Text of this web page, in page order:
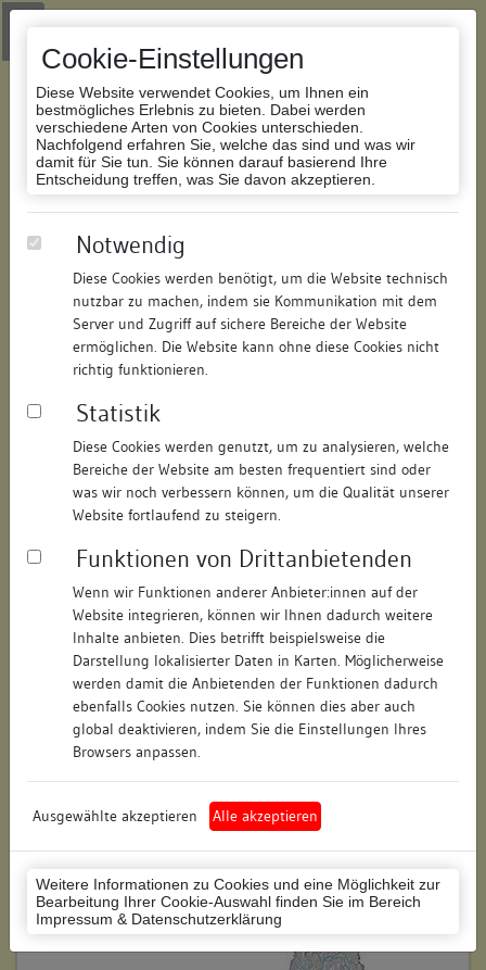
Cookie-Einstellungen
Diese Website verwendet Cookies, um Ihnen ein
bestmögliches Erlebnis zu bieten. Dabei werden
verschiedene Arten von Cookies unterschieden.
Nachfolgend erfahren Sie, welche das sind und was wir
damit für Sie tun. Sie können darauf basierend Ihre
Entscheidung treffen, was Sie davon akzeptieren.
Notwendig
Diese Cookies werden benötigt, um die Website technisch
nutzbar zu machen, indem sie Kommunikation mit dem
Server und Zugriff auf sichere Bereiche der Website
ermöglichen. Die Website kann ohne diese Cookies nicht
richtig funktionieren.
Statistik
Diese Cookies werden genutzt, um zu analysieren, welche
Bereiche der Website am besten frequentiert sind oder
was wir noch verbessern können, um die Qualität unserer
Website fortlaufend zu steigern.
Funktionen von Drittanbietenden
Wenn wir Funktionen anderer Anbieter:innen auf der
Website integrieren, können wir Ihnen dadurch weitere
Inhalte anbieten. Dies betrifft beispielsweise die
Darstellung lokalisierter Daten in Karten. Möglicherweise
werden damit die Anbietenden der Funktionen dadurch
ebenfalls Cookies nutzen. Sie können dies aber auch
global deaktivieren, indem Sie die Einstellungen Ihres
Browsers anpassen.
Ausgewählte akzeptieren Alle akzeptieren
Weitere Informationen zu Cookies und eine Möglichkeit zur
Bearbeitung Ihrer Cookie-Auswahl finden Sie im Bereich
Impressum & Datenschutzerklärung
Zur Navigation springen
Zum Inhalt der Website springen
Datenbank Bauforschung/Restaurierung
zum Vogel Strauß
271315059167/ Datum:14.07.2008
Datenbestand:
Bauforschung und Restaurierung
Objektdaten
Straße: Rheingasse
Hausnummer: 17
Postleitzahl: 78462
Stadt-Teilort: Konstanz
Regierungsbezirk: Freiburg
Konstanz (Landkreis)
Flurstücknummer: 39
Historischer Straßenname: keiner
Historische Gebäudenummer: keine
Lage des Wohnplatzes: